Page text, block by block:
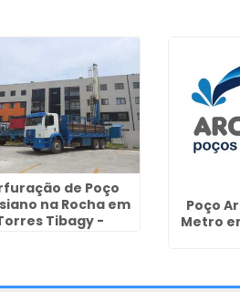
de Poço
na Rocha em
Tibagy -
Poço
Metro